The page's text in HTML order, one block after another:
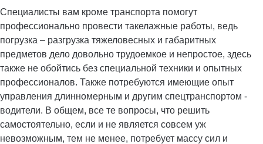
Специалисты вам кроме транспорта помогут
профессионально провести такелажные работы, ведь
погрузка – разгрузка тяжеловесных и габаритных
предметов дело довольно трудоемкое и непростое, здесь
также не обойтись без специальной техники и опытных
профессионалов. Также потребуются имеющие опыт
управления длинномерным и другим спецтранспортом -
водители. В общем, все те вопросы, что решить
самостоятельно, если и не является совсем уж
невозможным, тем не менее, потребует массу сил и